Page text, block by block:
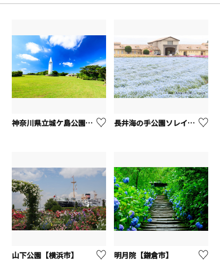
神奈川県立城ケ島公園【三浦市】 長井海の手公園ソレイユの丘
山下公園【横浜市】 明月院【鎌倉市】